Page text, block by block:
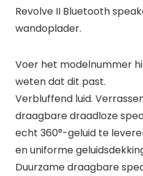
Revolve II Bluetooth
wandoplader.
Voer het modelnummer
weten dat dit past.
Verbluffend luid.
draagbare draadloze
echt 360°-geluid te
en uniforme
Duurzame draagbare